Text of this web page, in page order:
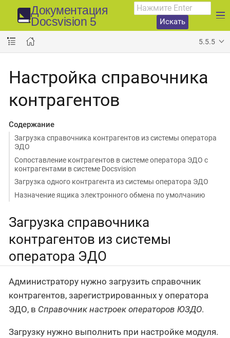
Документация
Docsvision 5
Искать
5.5.5
Настройка справочника
контрагентов
Содержание
Загрузка справочника контрагентов из системы оператора
ЭДО
Сопоставление контрагентов в системе оператора ЭДО с
контрагентами в системе Docsvision
Загрузка одного контрагента из системы оператора ЭДО
Назначение ящика электронного обмена по умолчанию
Загрузка справочника
контрагентов из системы
оператора ЭДО
Администратору нужно загрузить справочник
контрагентов, зарегистрированных у оператора
ЭДО, в Справочник настроек операторов ЮЗДО.
Загрузку нужно выполнить при настройке модуля.